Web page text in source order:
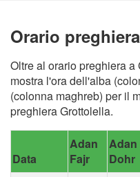
Orario
Oltre al orario preghiera
mostra l'ora dell'alba
(colonna maghreb) per il
preghiera Grottolella.
Data
Adan
Fajr
Adan
Dohr